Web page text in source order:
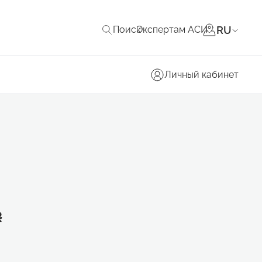
ПоискЭкспертам АСИ RU
Личный кабинет